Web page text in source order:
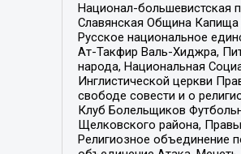
Национал-большевистская
Славянская Община
Русское национальное
Ат-Такфир Валь-Хиджра,
народа, Национальная
Инглистической церкви
свободе совести и о
Клуб Болельщиков
Щелковского района,
Религиозное объединение